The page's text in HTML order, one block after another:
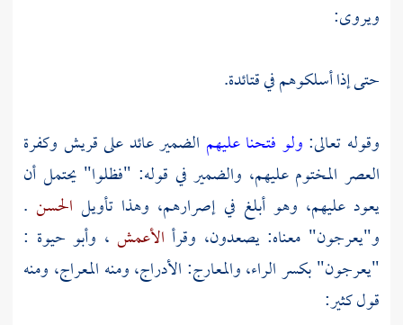
ويروى:
حتى إذا أسلكوهم في قتائدة.
وقوله تعالى: ولو فتحنا عليهم الضمير عائد علىقريش وكفرة
العصر المختوم عليهم، والضمير في قوله: "فظلوا" يحتمل أن
يعود عليهم، وهو أبلغ في إصرارهم، وهذا تأويل الحسن .
و"يعرجون" معناه: يصعدون، وقرأ الأعمش ، وأبو حيوة :
"يعرجون" بكسر الراء، والمعارج: الأدراج، ومنه المعراج، ومنه
قولكثير: